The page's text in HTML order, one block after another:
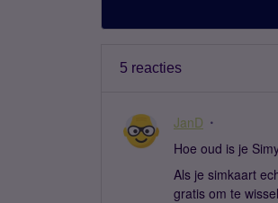
5 reacties
JanD
Hoe oud is je
Als je simkaart
gratis om te